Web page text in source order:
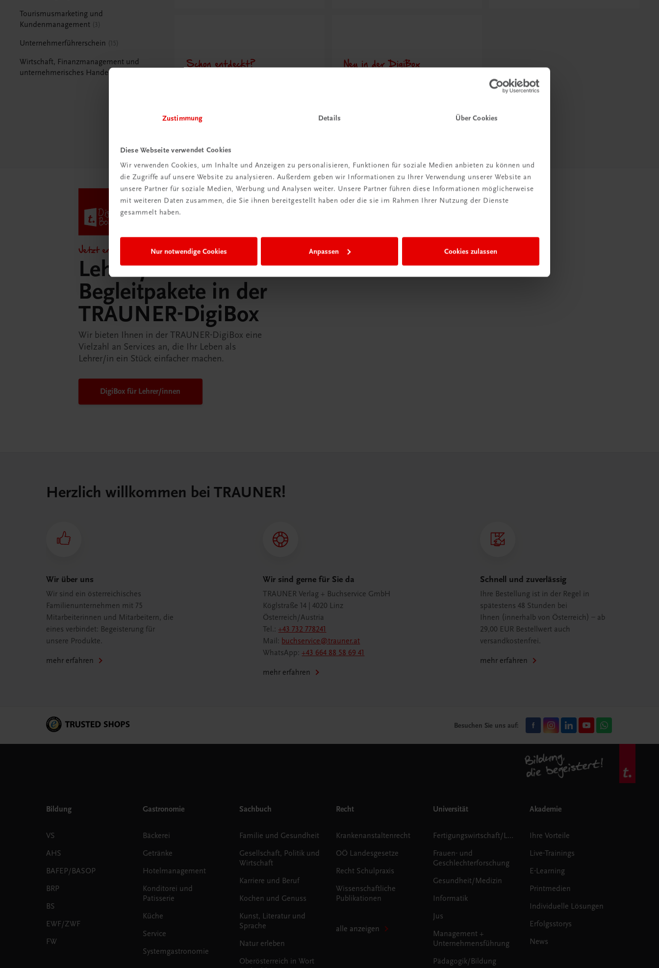
Zustimmung Details Über Cookies
Diese Webseite verwendet Cookies
Wir verwenden Cookies, um Inhalte und Anzeigen zu personalisieren, Funktionen für soziale Medien anbieten zu können und
die Zugriffe auf unsere Website zu analysieren. Außerdem geben wir Informationen zu Ihrer Verwendung unserer Website an
unsere Partner für soziale Medien, Werbung und Analysen weiter. Unsere Partner führen diese Informationen möglicherweise
mit weiteren Daten zusammen, die Sie ihnen bereitgestellt haben oder die sie im Rahmen Ihrer Nutzung der Dienste
gesammelt haben.
Nur notwendige Cookies Anpassen Cookies zulassen
Tourismusmarketing und
Kundenmanagement
3
Unternehmerführerschein 15
Wirtschaft, Finanzmanagement und
unternehmerisches Handeln
Schon entdeckt? Neu in der DigiBox
Jetzt entdecken!
Lehrer/innen-
Begleitpakete in der
TRAUNER-DigiBox
Wir bieten Ihnen in der TRAUNER-DigiBox eine
Vielzahl an Services an, die Ihr Leben als
Lehrer/in ein Stück einfacher machen.
DigiBox für Lehrer/innen
Herzlich willkommen bei TRAUNER!
Wir über uns
Wir sind ein österreichisches
Familienunternehmen mit 75
Mitarbeiterinnen und Mitarbeitern, die
eines verbindet: Begeisterung für
unsere Produkte.
mehr erfahren
Wir sind gerne für Sie da
TRAUNER Verlag + Buchservice GmbH
Köglstraße 14 | 4020 Linz
Österreich/Austria
Tel.:+43 732 778241
Mail: buchservice@trauner.at
WhatsApp:+43 664 88 58 69 41
mehr erfahren
Schnell und zuverlässig
Ihre Bestellung ist in der Regel in
spätestens 48 Stunden bei
Ihnen (innerhalb von Österreich) – ab
29,00 EUR Bestellwert auch
versandkostenfrei.
mehr erfahren
Besuchen Sie uns auf:
Bildung
VS
AHS
BAFEP/BASOP
BRP
BS
EWF/ZWF
FW
Gastronomie
Bäckerei
Getränke
Hotelmanagement
Konditorei und
Patisserie
Küche
Service
Systemgastronomie
Sachbuch
Familie und Gesundheit
Gesellschaft, Politik und
Wirtschaft
Karriere und Beruf
Kochen und Genuss
Kunst, Literatur und
Sprache
Natur erleben
Oberösterreich in Wort
Recht
Krankenanstaltenrecht
OÖ Landesgesetze
Recht Schulpraxis
Wissenschaftliche
Publikationen
alle anzeigen
Universität
Fertigungswirtschaft/Logistik
Frauen- und
Geschlechterforschung
Gesundheit/Medizin
Informatik
Jus
Management +
Unternehmensführung
Pädagogik/Bildung
Akademie
Ihre Vorteile
Live-Trainings
E-Learning
Printmedien
Individuelle Lösungen
Erfolgsstorys
News